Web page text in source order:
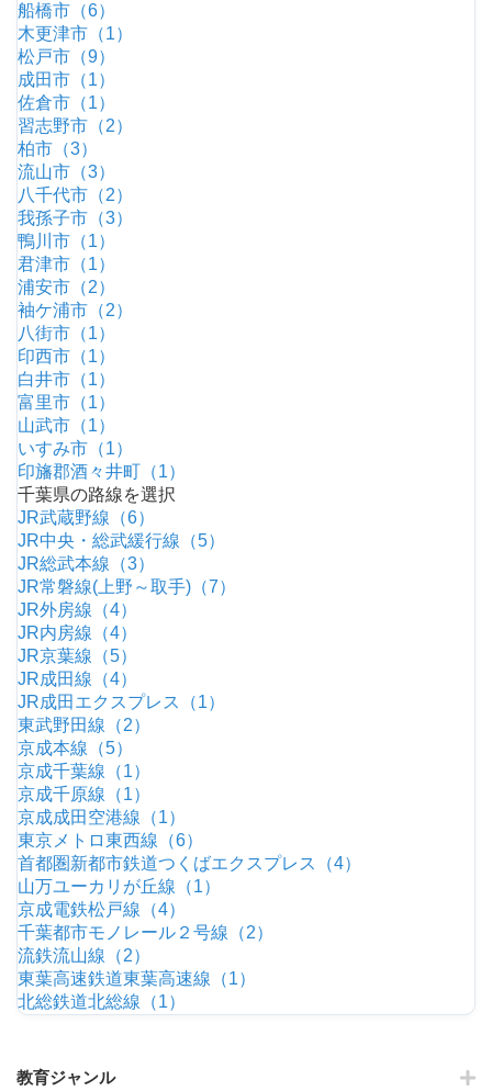
船橋市（6）
木更津市（1）
松戸市（9）
成田市（1）
佐倉市（1）
習志野市（2）
柏市（3）
流山市（3）
八千代市（2）
我孫子市（3）
鴨川市（1）
君津市（1）
浦安市（2）
袖ケ浦市（2）
八街市（1）
印西市（1）
白井市（1）
富里市（1）
山武市（1）
いすみ市（1）
印旛郡酒々井町（1）
千葉県の路線を選択
JR武蔵野線（6）
JR中央・総武緩行線（5）
JR総武本線（3）
JR常磐線(上野～取手)（7）
JR外房線（4）
JR内房線（4）
JR京葉線（5）
JR成田線（4）
JR成田エクスプレス（1）
東武野田線（2）
京成本線（5）
京成千葉線（1）
京成千原線（1）
京成成田空港線（1）
東京メトロ東西線（6）
首都圏新都市鉄道つくばエクスプレス（4）
山万ユーカリが丘線（1）
京成電鉄松戸線（4）
千葉都市モノレール２号線（2）
流鉄流山線（2）
東葉高速鉄道東葉高速線（1）
北総鉄道北総線（1）
教育ジャンル